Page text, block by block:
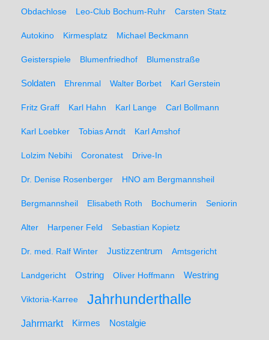
Obdachlose Leo-Club Bochum-Ruhr Carsten Statz
Autokino Kirmesplatz Michael Beckmann
Geisterspiele Blumenfriedhof Blumenstraße
Soldaten Ehrenmal Walter Borbet Karl Gerstein
Fritz Graff Karl Hahn Karl Lange Carl Bollmann
Karl Loebker Tobias Arndt Karl Amshof
Lolzim Nebihi Coronatest Drive-In
Dr. Denise Rosenberger HNO am Bergmannsheil
Bergmannsheil Elisabeth Roth Bochumerin Seniorin
Alter Harpener Feld Sebastian Kopietz
Dr. med. Ralf Winter Justizzentrum Amtsgericht
Landgericht Ostring Oliver Hoffmann Westring
Viktoria-Karree Jahrhunderthalle
Jahrmarkt Kirmes Nostalgie